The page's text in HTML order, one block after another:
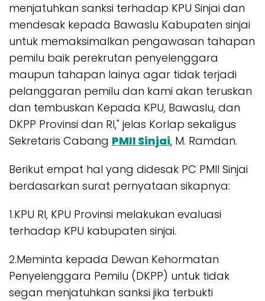
menjatuhkan sanksi terhadap KPU Sinjai dan
mendesak kepada Bawaslu Kabupaten sinjai
untuk memaksimalkan pengawasan tahapan
pemilu baik perekrutan penyelenggara
maupun tahapan lainya agar tidak terjadi
pelanggaran pemilu dan kami akan teruskan
dan tembuskan Kepada KPU, Bawaslu, dan
DKPP Provinsi dan RI," jelas Korlap sekaligus
Sekretaris Cabang PMII Sinjai, M. Ramdan.
Berikut empat hal yang didesak PC PMII Sinjai
berdasarkan surat pernyataan sikapnya:
1.KPU RI, KPU Provinsi melakukan evaluasi
terhadap KPU kabupaten sinjai.
2.Meminta kepada Dewan Kehormatan
Penyelenggara Pemilu (DKPP) untuk tidak
segan menjatuhkan sanksi jika terbukti